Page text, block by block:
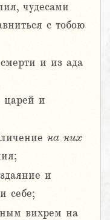
чудесами
с тобою
и из ада
царей и
на них
и
себе;
вихрем на